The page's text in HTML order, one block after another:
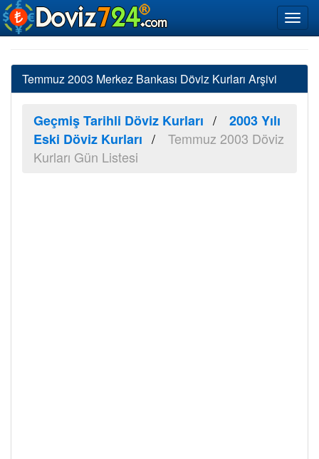
Temmuz 2003 Merkez Bankası Döviz Kurları Arşivi
Geçmiş Tarihli Döviz Kurları
2003 Yılı
Eski Döviz Kurları
Temmuz 2003 Döviz
Kurları Gün Listesi